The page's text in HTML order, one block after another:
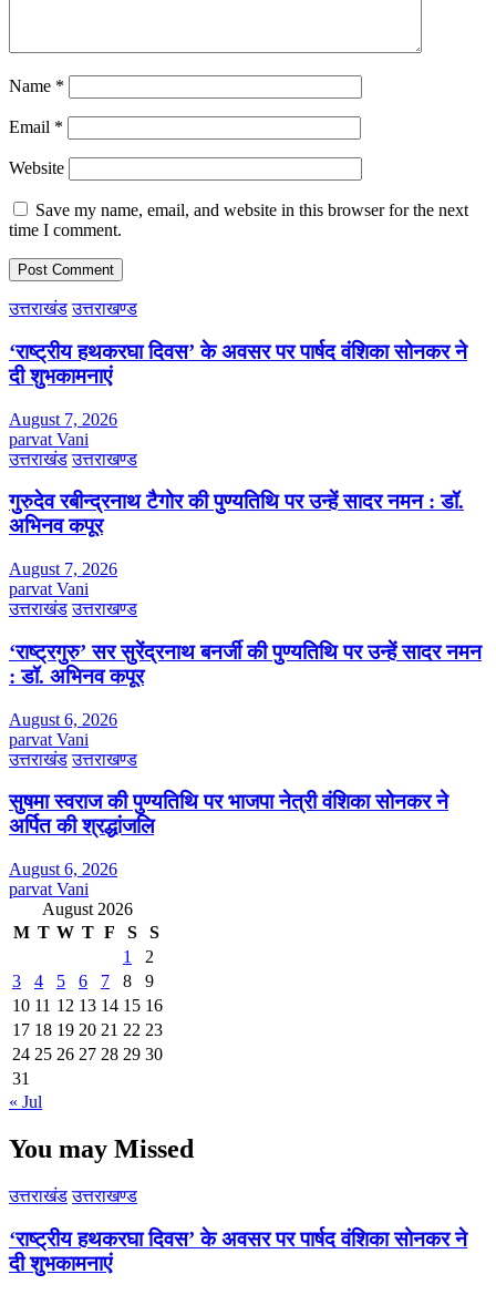
Name *
Email *
Website
Save my name, email, and website in this browser for the next
time I comment.
उत्तराखंड उत्तराखण्ड
‘राष्ट्रीय हथकरघा दिवस’ के अवसर पर पार्षद वंशिका सोनकर ने
दी शुभकामनाएं
August 7, 2026
parvat Vani
उत्तराखंड उत्तराखण्ड
गुरुदेव रबीन्द्रनाथ टैगोर की पुण्यतिथि पर उन्हें सादर नमन : डॉ.
अभिनव कपूर
August 7, 2026
parvat Vani
उत्तराखंड उत्तराखण्ड
‘राष्ट्रगुरु’ सर सुरेंद्रनाथ बनर्जी की पुण्यतिथि पर उन्हें सादर नमन
: डॉ. अभिनव कपूर
August 6, 2026
parvat Vani
उत्तराखंड उत्तराखण्ड
सुषमा स्वराज की पुण्यतिथि पर भाजपा नेत्री वंशिका सोनकर ने
अर्पित की श्रद्धांजलि
August 6, 2026
parvat Vani
August 2026
M T W T F S
S
1
2
3
4 5 6 7 8
9
10 11 12 13 14 15 16
17 18 19 20 21 22 23
24 25 26 27 28 29 30
31
« Jul
You may Missed
उत्तराखंड उत्तराखण्ड
‘राष्ट्रीय हथकरघा दिवस’ के अवसर पर पार्षद वंशिका सोनकर ने
दी शुभकामनाएं